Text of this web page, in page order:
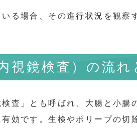
る場合、その進行状況を観察
視鏡検査）の流れ
査」とも呼ばれ、大腸と小
効です。生検やポリープの切